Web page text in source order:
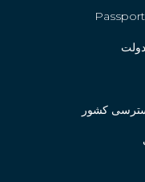
کشور